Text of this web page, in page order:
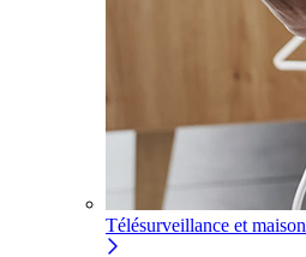
Télésurveillance et